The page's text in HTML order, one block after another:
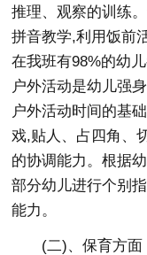
推理、观察的训练
拼音教学,利用饭前
在我班有98%的幼
户外活动是幼儿强
户外活动时间的基
戏,贴人、占四角、
的协调能力。根据
部分幼儿进行个别
能力。
(二)、保育方面